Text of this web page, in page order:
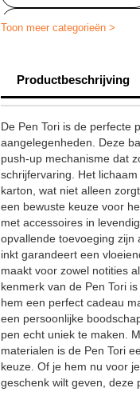
Merkpennen bedrukken
Houten pennen
Promotionele biros
Toon meer categorieën >
Productbeschrijving
De Pen Tori is de perfecte
aangelegenheden. Deze
push-up mechanisme dat
schrijfervaring. Het
karton, wat niet alleen
een bewuste keuze voor
met accessoires in
opvallende toevoeging zijn
inkt garandeert een
maakt voor zowel notities
kenmerk van de Pen Tori
hem een perfect cadeau
een persoonlijke
pen echt uniek te maken.
materialen is de Pen Tori
keuze. Of je hem nu voor
geschenk wilt geven, deze